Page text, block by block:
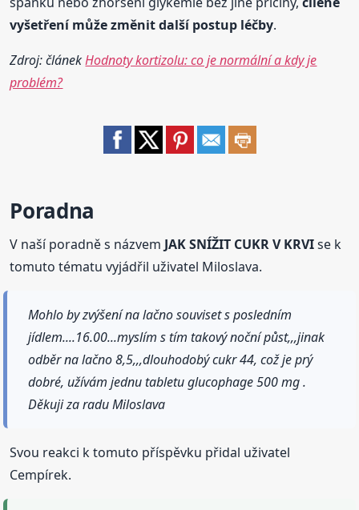
vyšetření může změnit další postup léčby.
Zdroj: článekHodnoty kortizolu: co je normální a kdy je
problém?
Poradna
V naší poradně s názvemJAK SNÍŽIT CUKR V KRVIse k
tomuto tématu vyjádřil uživatel Miloslava.
Mohlo by zvýšení na lačno souviset s posledním
jídlem....16.00...myslím s tím takový noční půst,,,jinak
odběr na lačno 8,5,,,dlouhodobý cukr 44, což je prý
dobré, užívám jednu tabletu glucophage 500 mg .
Děkuji za radu Miloslava
Svou reakci k tomuto příspěvku přidal uživatel
Cempírek.